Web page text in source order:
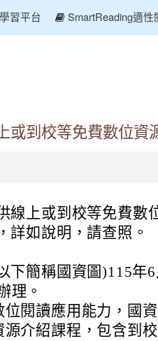
習平台 SmartReading適性
或到校等免費數位資
線上或到校等免費數
詳如說明，請查照。
下簡稱國資圖)115年
理。
閱讀應用能力，國
介紹課程，包含到